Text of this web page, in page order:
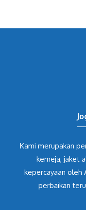
Kami merupakan
kemeja, jaket
kepercayaan oleh
perbaikan